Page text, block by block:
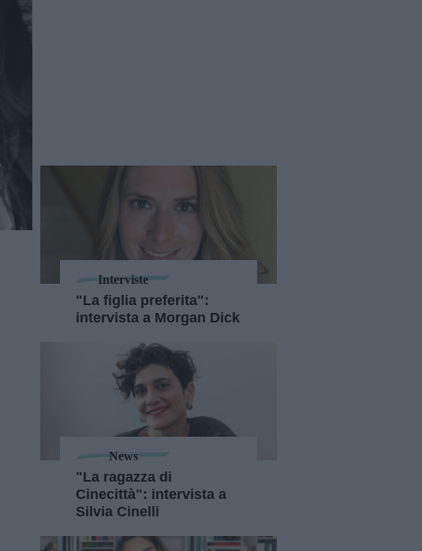
Interviste
"La figlia preferita":
intervista a Morgan Dick
News
"La ragazza di
Cinecittà": intervista a
Silvia Cinelli